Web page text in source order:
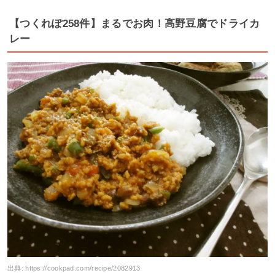
【つくれぽ258件】まるでお肉！高野豆腐でドライカ
レー
出典:https://cookpad.com/recipe/2082913